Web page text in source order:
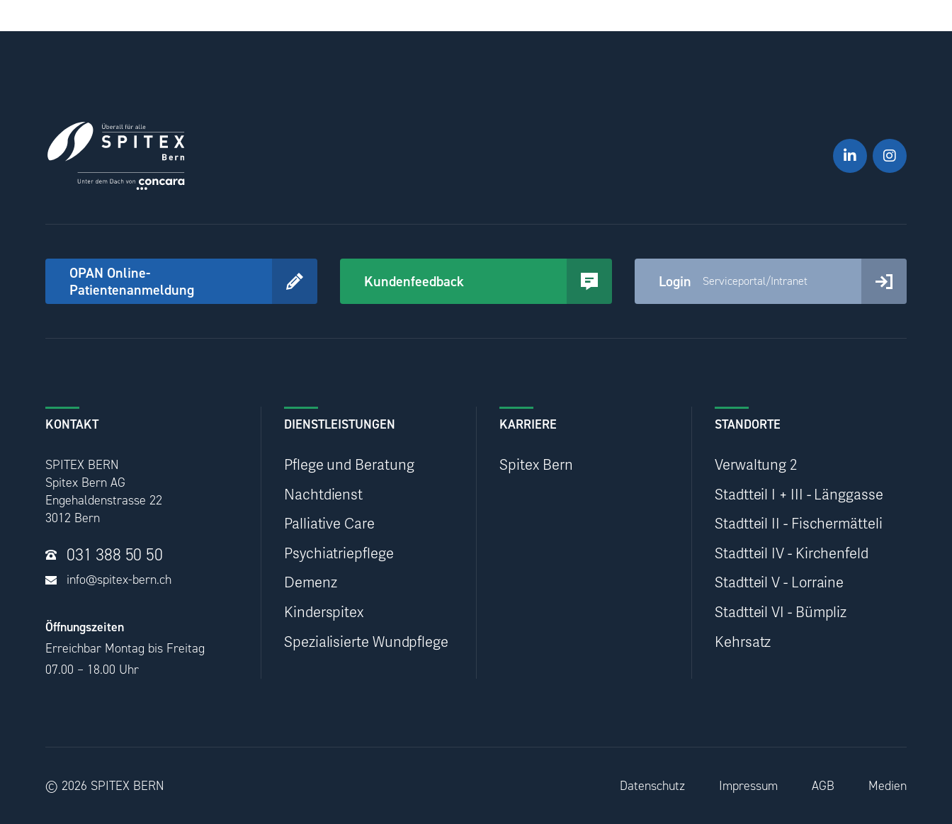
OPAN Online-
Patientenanmeldung
Kundenfeedback Login Serviceportal/Intranet
KONTAKT
SPITEX BERN
Spitex Bern AG
Engehaldenstrasse 22
3012 Bern
031 388 50 50
info@spitex-bern.ch
Öffnungszeiten
Erreichbar Montag bis Freitag
07.00 – 18.00 Uhr
DIENSTLEISTUNGEN
Pflege und Beratung
Nachtdienst
Palliative Care
Psychiatriepflege
Demenz
Kinderspitex
Spezialisierte Wundpflege
KARRIERE
Spitex Bern
STANDORTE
Verwaltung 2
Stadtteil I + III - Länggasse
Stadtteil II - Fischermätteli
Stadtteil IV - Kirchenfeld
Stadtteil V - Lorraine
Stadtteil VI - Bümpliz
Kehrsatz
© 2026 SPITEX BERN Datenschutz Impressum AGB Medien